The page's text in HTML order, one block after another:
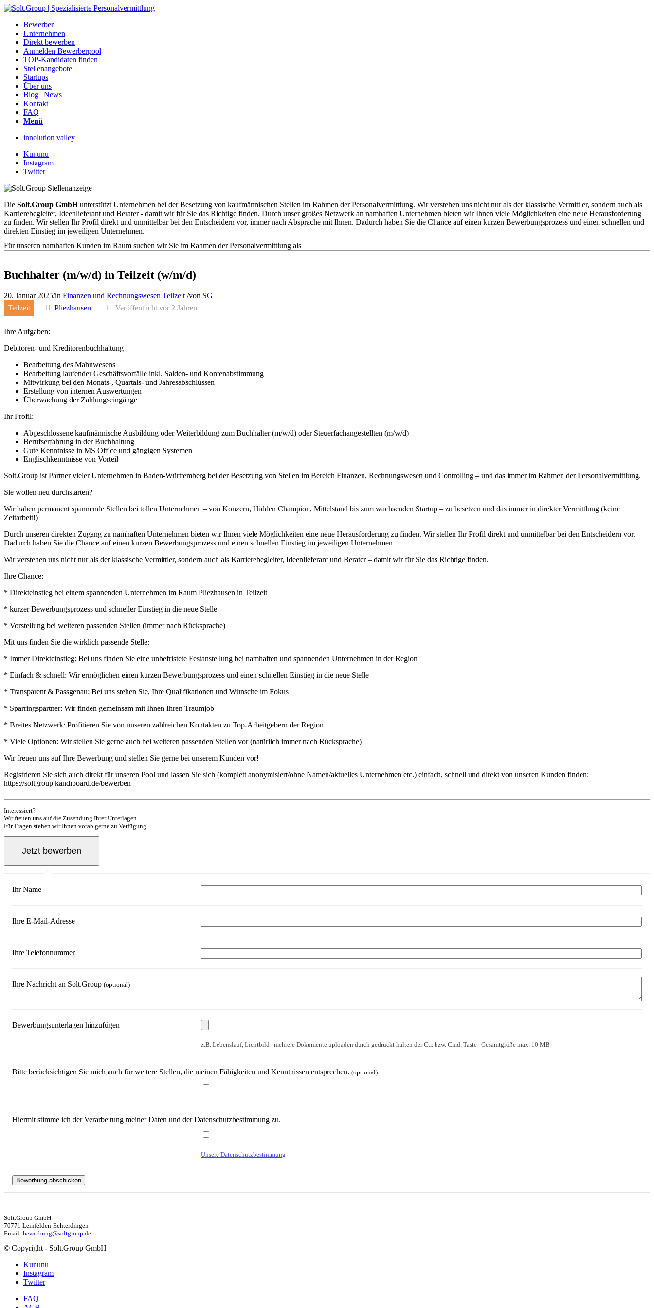
Bewerber
Unternehmen
Direkt bewerben
Anmelden Bewerberpool
TOP-Kandidaten finden
Stellenangebote
Startups
Über uns
Blog | News
Kontakt
FAQ
Menü
innolution valley
Kununu
Instagram
Twitter
Die Solt.Group GmbHunterstützt Unternehmen bei der Besetzung von kaufmännischen Stellen im Rahmen der Personalvermittlung. Wir verstehen uns nicht nur als der klassische Vermittler, sondern auch als
Karrierebegleiter, Ideenlieferant und Berater - damit wir für Sie das Richtige finden. Durch unser großes Netzwerk an namhaften Unternehmen bieten wir Ihnen viele Möglichkeiten eine neue Herausforderung
zu finden. Wir stellen Ihr Profil direkt und unmittelbar bei den Entscheidern vor, immer nach Absprache mit Ihnen. Dadurch haben Sie die Chance auf einen kurzen Bewerbungsprozess und einen schnellen und
direkten Einstieg im jeweiligen Unternehmen.
Für unseren namhaften Kunden im Raum suchen wir Sie im Rahmen der Personalvermittlung als
Buchhalter (m/w/d) in Teilzeit (w/m/d)
20. Januar 2025/in Finanzen und Rechnungswesen Teilzeit /von SG
Teilzeit
Pliezhausen Veröffentlicht vor 2 Jahren
Ihre Aufgaben:
Debitoren- und Kreditorenbuchhaltung
Bearbeitung des Mahnwesens
Bearbeitung laufender Geschäftsvorfälle inkl. Salden- und Kontenabstimmung
Mitwirkung bei den Monats-, Quartals- und Jahresabschlüssen
Erstellung von internen Auswertungen
Überwachung der Zahlungseingänge
Ihr Profil:
Abgeschlossene kaufmännische Ausbildung oder Weiterbildung zum Buchhalter (m/w/d) oder Steuerfachangestellten (m/w/d)
Berufserfahrung in der Buchhaltung
Gute Kenntnisse in MS Office und gängigen Systemen
Englischkenntnisse von Vorteil
Solt.Group ist Partner vieler Unternehmen in Baden-Württemberg bei der Besetzung von Stellen im Bereich Finanzen, Rechnungswesen und Controlling – und das immer im Rahmen der Personalvermittlung.
Sie wollen neu durchstarten?
Wir haben permanent spannende Stellen bei tollen Unternehmen – von Konzern, Hidden Champion, Mittelstand bis zum wachsenden Startup – zu besetzen und das immer in direkter Vermittlung (keine
Zeitarbeit!)
Durch unseren direkten Zugang zu namhaften Unternehmen bieten wir Ihnen viele Möglichkeiten eine neue Herausforderung zu finden. Wir stellen Ihr Profil direkt und unmittelbar bei den Entscheidern vor.
Dadurch haben Sie die Chance auf einen kurzen Bewerbungsprozess und einen schnellen Einstieg im jeweiligen Unternehmen.
Wir verstehen uns nicht nur als der klassische Vermittler, sondern auch als Karrierebegleiter, Ideenlieferant und Berater – damit wir für Sie das Richtige finden.
Ihre Chance:
* Direkteinstieg bei einem spannenden Unternehmen im Raum Pliezhausen in Teilzeit
* kurzer Bewerbungsprozess und schneller Einstieg in die neue Stelle
* Vorstellung bei weiteren passenden Stellen (immer nach Rücksprache)
Mit uns finden Sie die wirklich passende Stelle:
* Immer Direkteinstieg: Bei uns finden Sie eine unbefristete Festanstellung bei namhaften und spannenden Unternehmen in der Region
* Einfach & schnell: Wir ermöglichen einen kurzen Bewerbungsprozess und einen schnellen Einstieg in die neue Stelle
* Transparent & Passgenau: Bei uns stehen Sie, Ihre Qualifikationen und Wünsche im Fokus
* Sparringspartner: Wir finden gemeinsam mit Ihnen Ihren Traumjob
* Breites Netzwerk: Profitieren Sie von unseren zahlreichen Kontakten zu Top-Arbeitgebern der Region
* Viele Optionen: Wir stellen Sie gerne auch bei weiteren passenden Stellen vor (natürlich immer nach Rücksprache)
Wir freuen uns auf Ihre Bewerbung und stellen Sie gerne bei unserem Kunden vor!
Registrieren Sie sich auch direkt für unseren Pool und lassen Sie sich (komplett anonymisiert/ohne Namen/aktuelles Unternehmen etc.) einfach, schnell und direkt von unseren Kunden finden:
https://soltgroup.kandiboard.de/bewerben
Interessiert?
Wir freuen uns auf die Zusendung Ihrer Unterlagen.
Für Fragen stehen wir Ihnen vorab gerne zu Verfügung.
Ihr Name
Ihre E-Mail-Adresse
Ihre Telefonnummer
Ihre Nachricht an Solt.Group (optional)
Bewerbungsunterlagen hinzufügen
z.B. Lebenslauf, Lichtbild | mehrere Dokumente uploaden durch gedrückt halten der Ctr. bzw. Cmd. Taste | Gesamtgröße max. 10 MB
Bitte berücksichtigen Sie mich auch für weitere Stellen, die meinen Fähigkeiten und Kenntnissen entsprechen. (optional)
Hiermit stimme ich der Verarbeitung meiner Daten und der Datenschutzbestimmung zu.
Unsere Datenschutzbestimmung
Solt.Group GmbH
70771 Leinfelden-Echterdingen
Email: bewerbung@soltgroup.de
© Copyright - Solt.Group GmbH
Kununu
Instagram
Twitter
FAQ